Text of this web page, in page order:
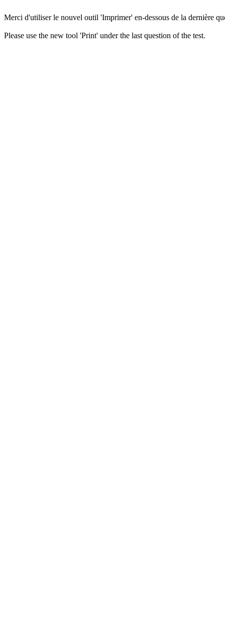
Merci d'utiliser le nouvel outil 'Imprimer' en-dessous de la dernière
Please use the new tool 'Print' under the last question of the test.